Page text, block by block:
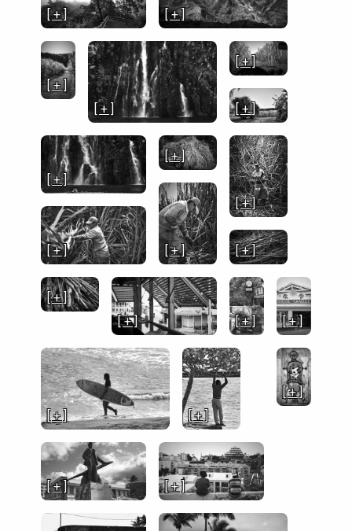
[ + ]
[ + ]
[ + ]
[ + ]
[ + ]
[ + ]
[ + ]
[ + ]
[ + ]
[ + ] [ + ] [ + ]
[ + ]
[ + ]
[ + ]
[ + ] [ + ]
[ + ]
[ + ] [ + ]
[ + ]